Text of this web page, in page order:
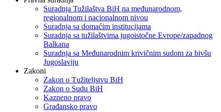
Suradnja Tužilaštva BiH na međunarodnom,
regionalnom i nacionalnom nivou
Suradnja sa domaćim institucijama
Suradnja sa tužilaštvima jugoistočne Evrope/zapadnog
Balkana
Suradnja sa Međunarodnim krivičnim sudom za bivšu
Jugoslaviju
Zakoni
Zakon o Тužiteljstvu BiH
Zakon o Sudu BiH
Kazneno pravo
Građansko pravo